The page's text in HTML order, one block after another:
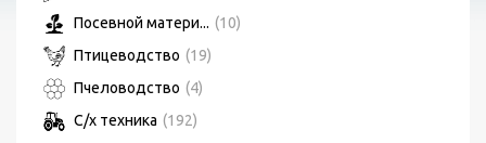
Посевной матери... (10)
Птицеводство (19)
Пчеловодство (4)
С/х техника (192)